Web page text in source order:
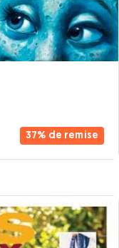
37% de remise